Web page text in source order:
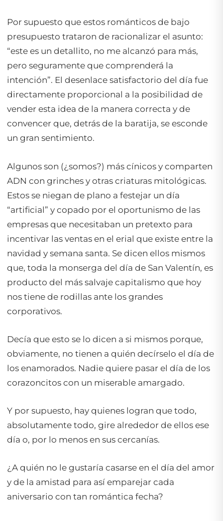
Por supuesto que estos románticos de bajo
presupuesto trataron de racionalizar el asunto:
“este es un detallito, no me alcanzó para más,
pero seguramente que comprenderá la
intención”. El desenlace satisfactorio del día fue
directamente proporcional a la posibilidad de
vender esta idea de la manera correcta y de
convencer que, detrás de la baratija, se esconde
un gran sentimiento.
Algunos son (¿somos?) más cínicos y comparten
ADN con grinches y otras criaturas mitológicas.
Estos se niegan de plano a festejar un día
“artificial” y copado por el oportunismo de las
empresas que necesitaban un pretexto para
incentivar las ventas en el erial que existe entre la
navidad y semana santa. Se dicen ellos mismos
que, toda la monserga del día de San Valentín, es
producto del más salvaje capitalismo que hoy
nos tiene de rodillas ante los grandes
corporativos.
Decía que esto se lo dicen a si mismos porque,
obviamente, no tienen a quién decírselo el día de
los enamorados. Nadie quiere pasar el día de los
corazoncitos con un miserable amargado.
Y por supuesto, hay quienes logran que todo,
absolutamente todo, gire alrededor de ellos ese
día o, por lo menos en sus cercanías.
¿A quién no le gustaría casarse en el día del amor
y de la amistad para así emparejar cada
aniversario con tan romántica fecha?